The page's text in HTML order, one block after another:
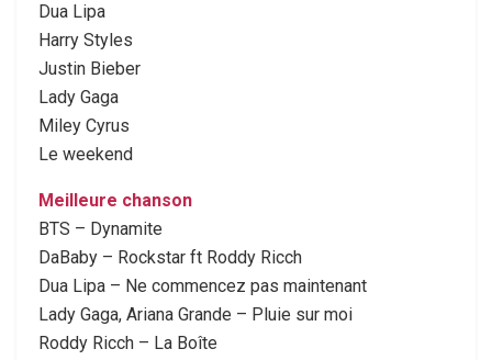
Dua Lipa
Harry Styles
Justin Bieber
Lady Gaga
Miley Cyrus
Le weekend
Meilleure chanson
BTS – Dynamite
DaBaby – Rockstar ft Roddy Ricch
Dua Lipa – Ne commencez pas maintenant
Lady Gaga, Ariana Grande – Pluie sur moi
Roddy Ricch – La Boîte